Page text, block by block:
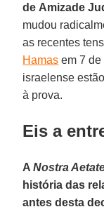
de Amizade
mudou
as recentes
Hamas em 7
israelense
à prova.
Eis a
ANostra
história das
antes desta